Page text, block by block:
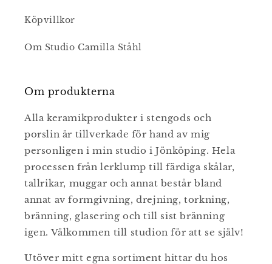
Köpvillkor
Om Studio Camilla Ståhl
Om produkterna
Alla keramikprodukter i stengods och
porslin är tillverkade för hand av mig
personligen i min studio i Jönköping. Hela
processen från lerklump till färdiga skålar,
tallrikar, muggar och annat består bland
annat av formgivning, drejning, torkning,
bränning, glasering och till sist bränning
igen. Välkommen till studion för att se själv!
Utöver mitt egna sortiment hittar du hos